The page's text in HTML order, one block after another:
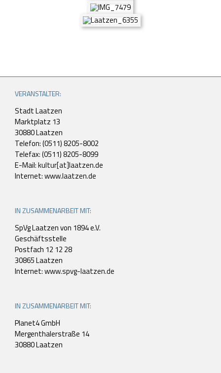
VERANSTALTER:
Stadt Laatzen
Marktplatz 13
30880 Laatzen
Telefon: (0511) 8205-8002
Telefax: (0511) 8205-8099
E-Mail:kultur[at]laatzen.de
Internet:www.laatzen.de
IN ZUSAMMENARBEIT MIT:
SpVg Laatzen von 1894 e.V.
Geschäftsstelle
Postfach 12 12 28
30865 Laatzen
Internet:www.spvg-laatzen.de
IN ZUSAMMENARBEIT MIT:
Planet4 GmbH
Mergenthalerstraße 14
30880 Laatzen